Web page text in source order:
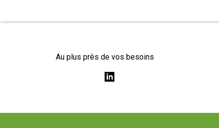
Au plus près de vos besoins